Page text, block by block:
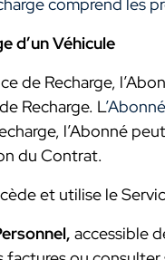
d’un Véhicule
de Recharge,
Recharge. L’Abonné
l’Abonné
du Contrat.
et utilise le
accessible